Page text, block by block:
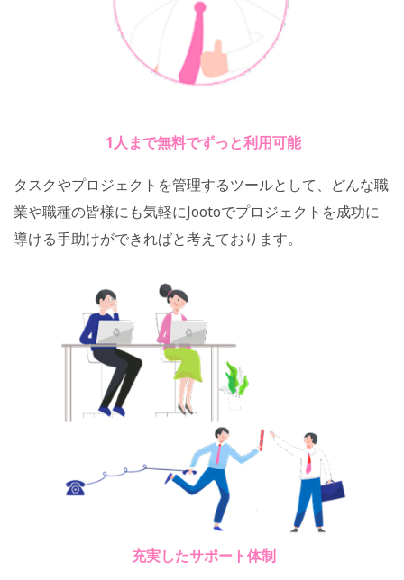
1人まで無料でずっと利用可能
タスクやプロジェクトを管理するツールとして、どんな職
業や職種の皆様にも気軽にJootoでプロジェクトを成功に
導ける手助けができればと考えております。
充実したサポート体制